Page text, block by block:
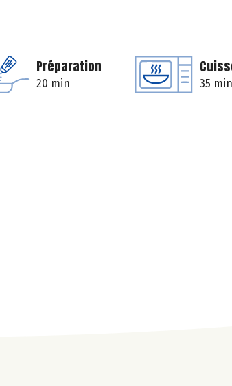
Préparation
20 min 35 min